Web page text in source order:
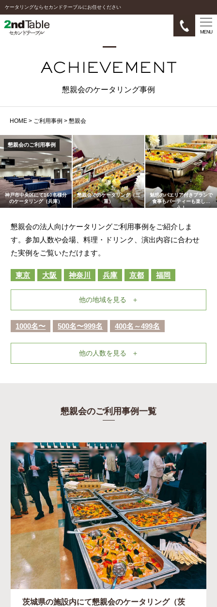
ケータリングならセカンドテーブルにお任せください
MENU
懇親会のケータリング事例
HOME > ご利用事例 > 懇親会
懇親会のご利用事例
神戸市中央区にて160名様分
のケータリング（兵庫）
懇親会でのケータリング（三
重）
魅惑のパエリア付きプランで
食事もパーティーも楽しも
う！
懇親会の法人向けケータリングご利用事例をご紹介しま
す。参加人数や会場、料理・ドリンク、演出内容に合わせ
た実例をご覧いただけます。
東京 大阪 神奈川 兵庫 京都 福岡
他の地域を見る
1000名〜 500名〜999名 400名～499名
他の人数を見る
懇親会のご利用事例一覧
茨城県の施設内にて懇親会のケータリング（茨